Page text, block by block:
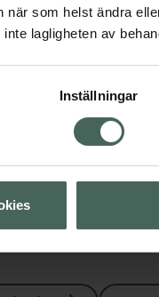
när som helst ändra
lagligheten av
Inställningar
Visa
Visa
Visa